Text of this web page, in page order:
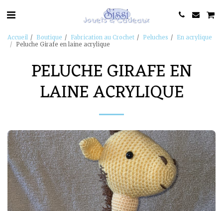
Accueil Boutique Fabrication au Crochet Peluches
En acrylique
Peluche Girafe en laine acrylique
PELUCHE GIRAFE EN
LAINE ACRYLIQUE